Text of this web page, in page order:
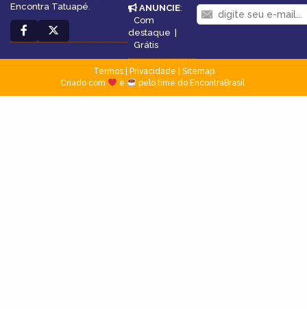
Encontra Tatuapé.
ANUNCIE:
Com
destaque |
Grátis
Termos| Privacidade
Sitemap
Criado com
e pelo time do EncontraBrasil